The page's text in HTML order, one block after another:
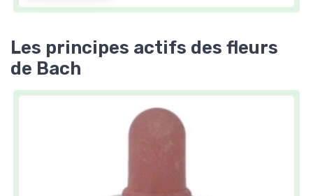
Les principes actifs des fleurs
de Bach